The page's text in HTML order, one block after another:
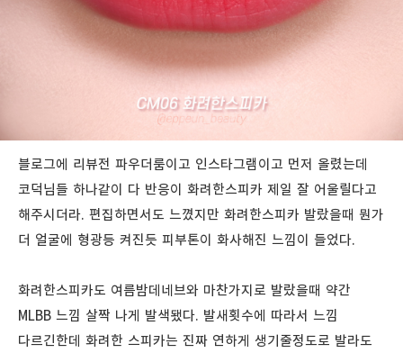
블로그에 리뷰전 파우더룸이고 인스타그램이고 먼저 올렸는데
코덕님들 하나같이 다 반응이 화려한스피카 제일 잘 어울릴다고
해주시더라. 편집하면서도 느꼈지만 화려한스피카 발랐을때 뭔가
더 얼굴에 형광등 켜진듯 피부톤이 화사해진 느낌이 들었다.
화려한스피카도 여름밤데네브와 마찬가지로 발랐을때 약간
MLBB 느낌 살짝 나게 발색됐다. 발새횟수에 따라서 느낌
다르긴한데 화려한 스피카는 진짜 연하게 생기줄정도로 발라도